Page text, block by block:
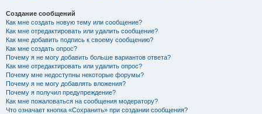
Создание сообщений
Как мне создать новую тему или сообщение?
Как мне отредактировать или удалить сообщение?
Как мне добавить подпись к своему сообщению?
Как мне создать опрос?
Почему я не могу добавить больше вариантов ответа?
Как мне отредактировать или удалить опрос?
Почему мне недоступны некоторые форумы?
Почему я не могу добавлять вложения?
Почему я получил предупреждение?
Как мне пожаловаться на сообщения модератору?
Что означает кнопка «Сохранить» при создании сообщения?